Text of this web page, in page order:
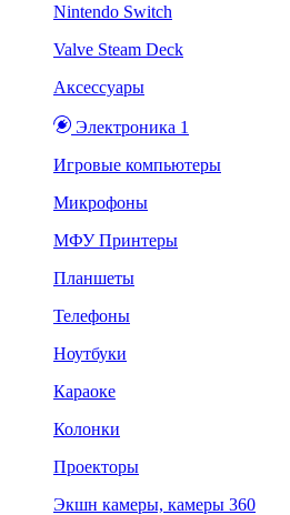
Nintendo Switch
Valve Steam Deck
Аксессуары
Электроника 1
Игровые компьютеры
Микрофоны
МФУ Принтеры
Планшеты
Телефоны
Ноутбуки
Караоке
Колонки
Проекторы
Экшн камеры, камеры 360